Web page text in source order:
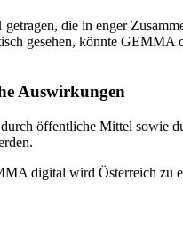
die in enger
gesehen, könnte GEMMA
Auswirkungen
öffentliche Mittel sowie
digital wird Österreich zu